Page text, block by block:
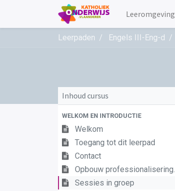
Leeromgeving
Leerpaden Engels III-Eng-d
Inhoud cursus
WELKOM EN INTRODUCTIE
Welkom
Toegang tot dit leerpad
Contact
Opbouw professionaliseringstraject
Sessies in groep